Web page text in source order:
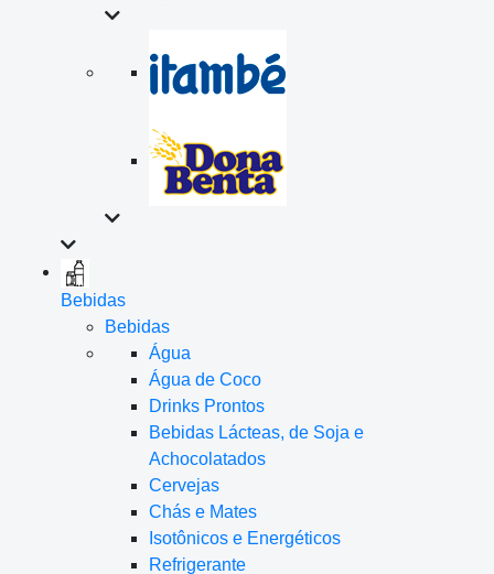
Bebidas
Bebidas
Água
Água de Coco
Drinks Prontos
Bebidas Lácteas, de Soja e
Achocolatados
Cervejas
Chás e Mates
Isotônicos e Energéticos
Refrigerante